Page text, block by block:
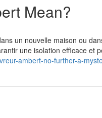
Mean?
un nouvelle maison ou
une isolation efficace et
ambert-no-further-a-